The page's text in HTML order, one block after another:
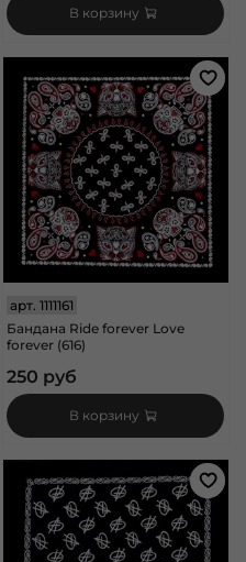
В корзину
арт.1111161
Бандана Ride forever Love
forever (616)
250 руб
В корзину